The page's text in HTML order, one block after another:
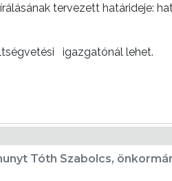
tervezett határideje:
igazgatónál lehet.
Tóth Szabolcs,